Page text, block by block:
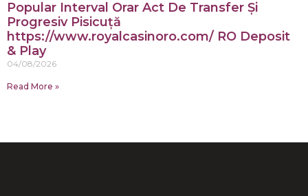
Popular Interval Orar Act De Transfer Și
Progresiv Pisicuță
https://www.royalcasinoro.com/ RO Deposit
& Play
04/08/2026
Read More »